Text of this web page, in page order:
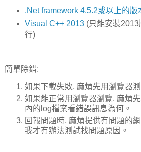
.Net framework 4.5.2或以上的版
Visual C++ 2013(只能安裝2013
行)
簡單除錯:
如果下載失敗, 麻煩先用瀏覽器
如果能正常用瀏覽器瀏覽, 麻煩
內的log檔案看錯誤訊息為何。
回報問題時, 麻煩提供有問題的
我才有辦法測試找問題原因。